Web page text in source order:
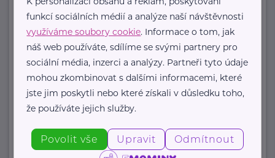
Mgr. Šárka Jílková,
+420 234 811 105, gdpr@msmt.cz
Příslušná osoba dle zákona o ochraně
oznamovatelů
: Mgr. ...
https://www.msmt.cz/
+420 234 811 111
posta@msmt.cz
funkcí sociálních médií a analýze naší návštěvnosti
využíváme soubory cookie. Informace o tom, jak
náš web používáte, sdílíme se svými partnery pro
sociální média, inzerci a analýzy. Partneři tyto údaje
mohou zkombinovat s dalšími informacemi, které
jste jim poskytli nebo které získali v důsledku toho,
že používáte jejich služby.
Povolit vše Upravit Odmítnout